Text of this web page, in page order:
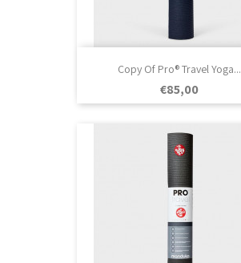
Copy Of Pro® Travel Yoga...
Prezo
€85,00